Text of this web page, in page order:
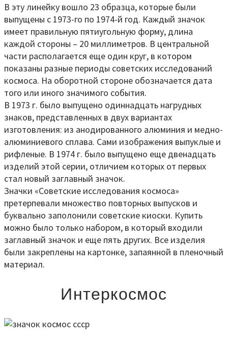
В эту линейку вошло 23 образца, которые были
выпущены с 1973-го по 1974-й год. Каждый значок
имеет правильную пятиугольную форму, длина
каждой стороны – 20 миллиметров. В центральной
части располагается еще один круг, в котором
показаны разные периоды советских исследований
космоса. На оборотной стороне обозначается дата
того или иного значимого события.
В 1973 г. было выпущено одиннадцать нагрудных
знаков, представленных в двух вариантах
изготовления: из анодированного алюминия и медно-
алюминиевого сплава. Сами изображения выпуклые и
рифленые. В 1974 г. было выпущено еще двенадцать
изделий этой серии, отличием которых от первых
стал новый заглавный значок.
Значки «Советские исследования космоса»
претерпевали множество повторных выпусков и
буквально заполонили советские киоски. Купить
можно было только набором, в который входили
заглавный значок и еще пять других. Все изделия
были закреплены на картонке, запаянной в пленочный
материал.
Интеркосмос